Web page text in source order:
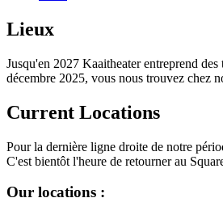
Lieux
Jusqu'en 2027 Kaaitheater entreprend
décembre 2025, vous nous trouvez chez
Current Locations
Pour la dernière ligne droite de notre
C'est bientôt l'heure de retourner au
Our locations :